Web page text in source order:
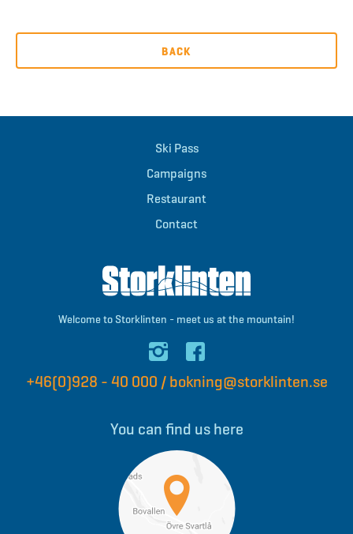
BACK
Ski Pass
Campaigns
Restaurant
Contact
Welcome to Storklinten - meet us at the mountain!
+46(0)928 - 40 000 / bokning@storklinten.se
You can find us here